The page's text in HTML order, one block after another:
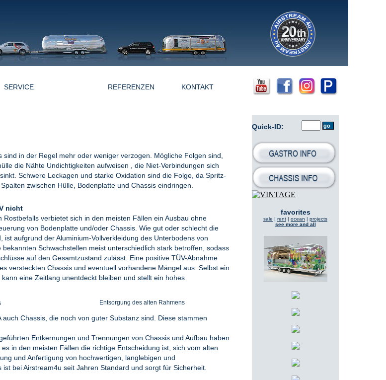
SERVICE REFERENZEN KONTAKT
Quick-ID:
favorites
sale | rent | ocean | projects
see more and all
in der Regel mehr oder weniger verzogen. Mögliche Folgen sind,
die Nähte Undichtigkeiten aufweisen , die Niet-Verbindungen sich
Schwere Leckagen und starke Oxidation sind die Folge, da Spritz-
zwischen Hülle, Bodenplatte und Chassis eindringen.
nicht
verbietet sich in den meisten Fällen ein Ausbau ohne
von Bodenplatte und/oder Chassis. Wie gut oder schlecht die
aufgrund der Aluminium-Vollverkleidung des Unterbodens von
Schwachstellen meist unterschiedlich stark betroffen, sodass
auf den Gesamtzustand zulässt. Eine positive TÜV-Abnahme
versteckten Chassis und eventuell vorhandene Mängel aus. Selbst ein
eine Zeitlang unentdeckt bleiben und stellt ein hohes
Entsorgung des alten Rahmens
Chassis, die noch von guter Substanz sind. Diese stammen
Entkernungen und Trennungen von Chassis und Aufbau haben
in den meisten Fällen die richtige Entscheidung ist, sich vom alten
und Anfertigung von hochwertigen, langlebigen und
bei Airstream4u seit Jahren Standard und sorgt für Sicherheit.